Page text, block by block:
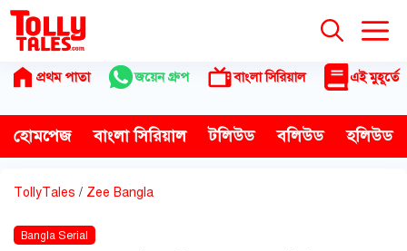
Skip
content
প্রথম পাতা জয়েন গ্রুপ বাংলা সিরিয়াল এই মুহূর্তে
হোমপেজ বাংলা সিরিয়াল টলিউড বলিউড হলিউড
TollyTales / Zee Bangla
Bangla Serial